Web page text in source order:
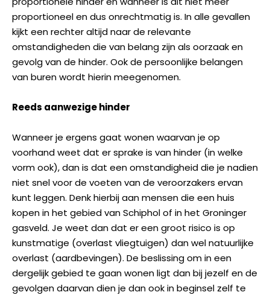
proportioneel en dus onrechtmatig is. In alle gevallen
kijkt een rechter altijd naar de relevante
omstandigheden die van belang zijn als oorzaak en
gevolg van de hinder. Ook de persoonlijke belangen
van buren wordt hierin meegenomen.
Reeds aanwezige hinder
Wanneer je ergens gaat wonen waarvan je op
voorhand weet dat er sprake is van hinder (in welke
vorm ook), dan is dat een omstandigheid die je nadien
niet snel voor de voeten van de veroorzakers ervan
kunt leggen. Denk hierbij aan mensen die een huis
kopen in het gebied van Schiphol of in het Groninger
gasveld. Je weet dan dat er een groot risico is op
kunstmatige (overlast vliegtuigen) dan wel natuurlijke
overlast (aardbevingen). De beslissing om in een
dergelijk gebied te gaan wonen ligt dan bij jezelf en de
gevolgen daarvan dien je dan ook in beginsel zelf te